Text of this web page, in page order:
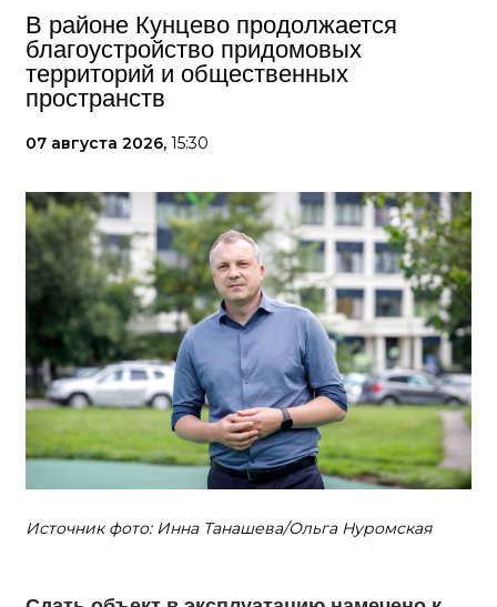
В районе Кунцево продолжается
благоустройство придомовых
территорий и общественных
пространств
07 августа 2026, 15:30
Источник фото: Инна Танашева/Ольга Нуромская